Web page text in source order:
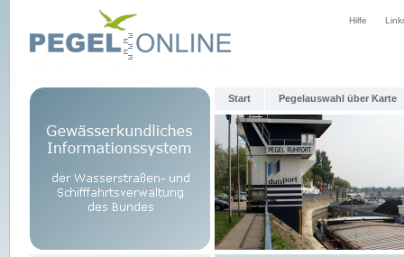
Hilfe
Start Pegelauswahl über Karte